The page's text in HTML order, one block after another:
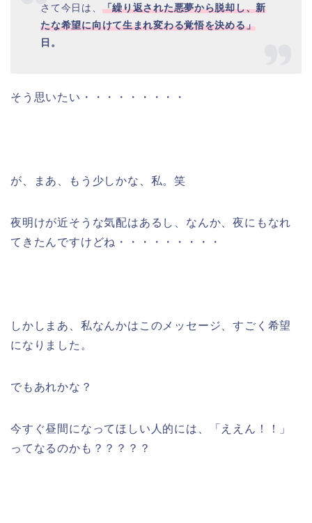
さて今日は、 「繰り返された悪夢から脱却し、新
たな希望に向けて生まれ変わる覚悟を決める」
日。
そう思いたい・・・・・・・・・
が、まあ、もう少しかな、私。笑
夜明けが近そうな気配はあるし、なんか、夜にもなれ
てきたんですけどね・・・・・・・・・
しかしまあ、私なんかはこのメッセージ、すごく希望
になりました。
でもあれかな？
今すぐ昼間になってほしい人的には、「ええん！！」
ってなるのかも？？？？？